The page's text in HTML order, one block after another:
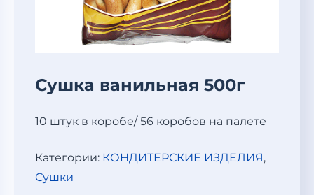
Сушка ванильная 500г
10 штук в коробе/ 56 коробов на палете
Категории: КОНДИТЕРСКИЕ ИЗДЕЛИЯ,
Сушки